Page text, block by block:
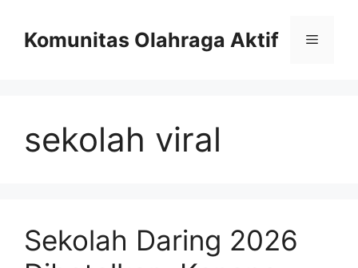
contentKomunitas Olahraga Aktif Menu
sekolah viral
Sekolah Daring 2026